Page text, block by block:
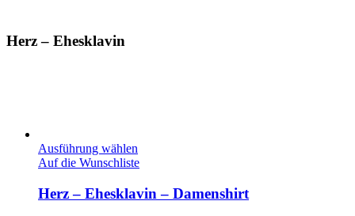
Herz – Ehesklavin
Ausführung wählen
Auf die Wunschliste
Herz – Ehesklavin – Damenshirt